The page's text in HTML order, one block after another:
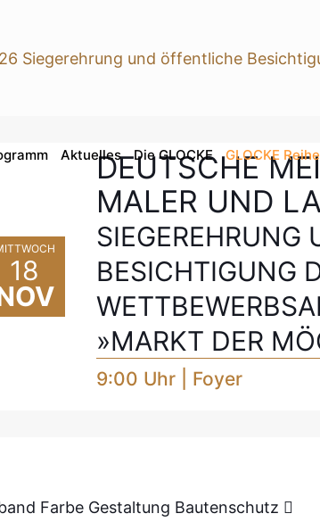
Aktuelles Die GLOCKE GLOCKE
18
DEUTSCHE
MALER UND
SIEGEREHRUNG
BESICHTIGUNG
»MARKT DER
9:00 Uhr | Foyer
Farbe Gestaltung Bautenschutz